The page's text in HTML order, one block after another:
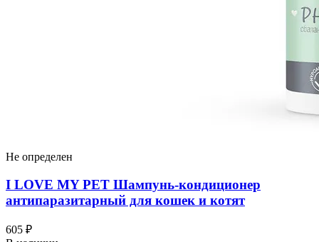
Не определен
I LOVЕ MY PET Шампунь-кондиционер
антипаразитарный для кошек и котят
605 ₽